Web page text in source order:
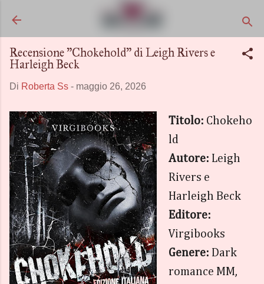
Recensione "Chokehold" di Leigh Rivers e
Harleigh Beck
Di Roberta Ss - maggio 26, 2026
Titolo: Chokeho
ld
Autore: Leigh
Rivers e
Harleigh Beck
Editore:
Virgibooks
Genere: Dark
romance MM,